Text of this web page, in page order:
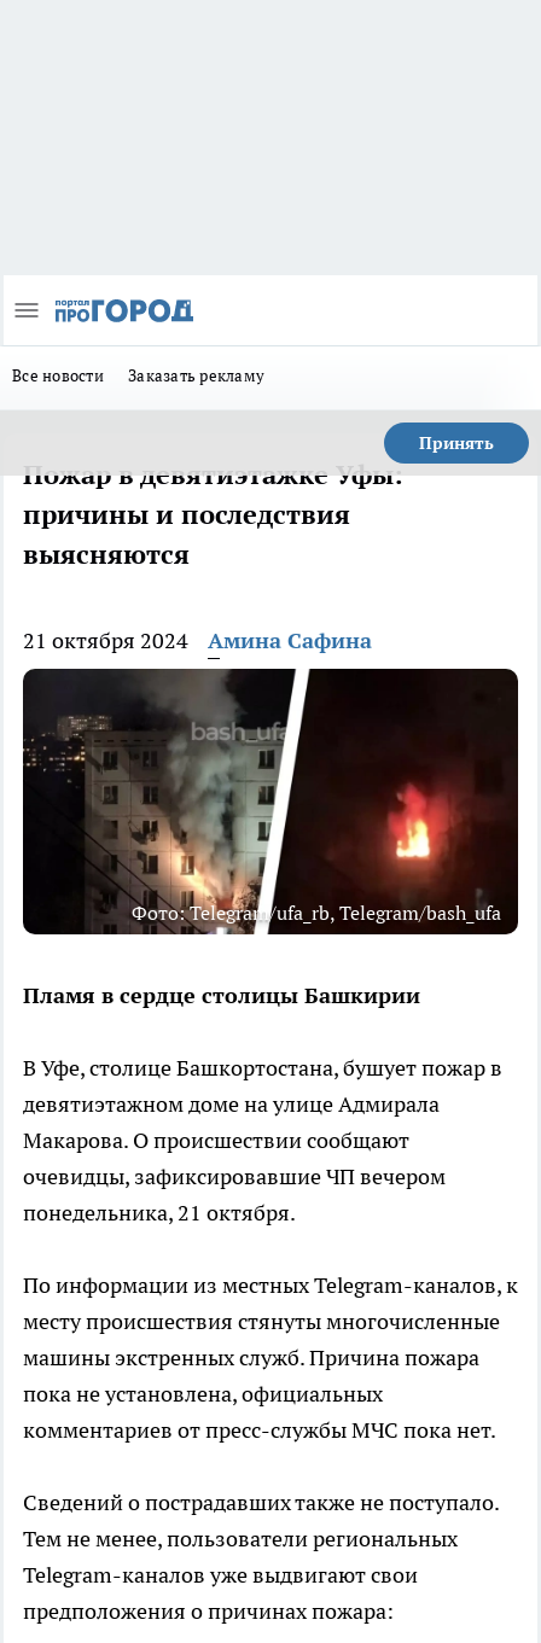
Все новости Заказать рекламу
Принять
Пожар в девятиэтажке Уфы:
причины и последствия
выясняются
21 октября 2024 Амина Сафина
Фото: Telegram/ufa_rb, Telegram/bash_ufa
Пламя в сердце столицы Башкирии
В Уфе, столице Башкортостана, бушует пожар в
девятиэтажном доме на улице Адмирала
Макарова. О происшествии сообщают
очевидцы, зафиксировавшие ЧП вечером
понедельника, 21 октября.
По информации из местных Telegram-каналов, к
месту происшествия стянуты многочисленные
машины экстренных служб. Причина пожара
пока не установлена, официальных
комментариев от пресс-службы МЧС пока нет.
Сведений о пострадавших также не поступало.
Тем не менее, пользователи региональных
Telegram-каналов уже выдвигают свои
предположения о причинах пожара: